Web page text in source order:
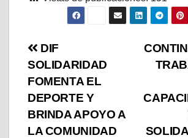
DIF
SOLIDARIDAD
FOMENTA EL
DEPORTE Y
BRINDA APOYO A
LA COMUNIDAD